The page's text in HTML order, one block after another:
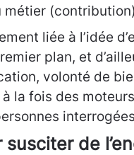
métier
liée à l’idée
plan, et
volonté de
la fois des
de